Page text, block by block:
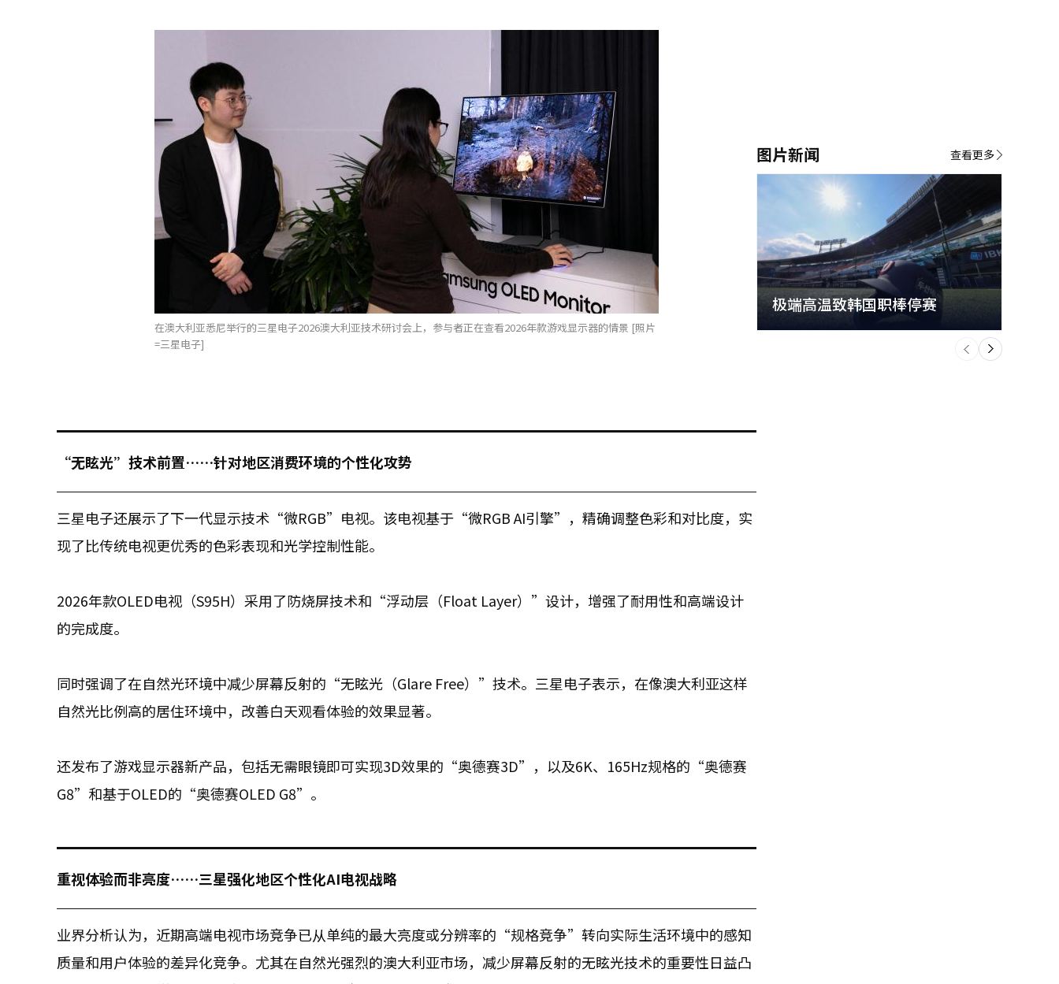
在澳大利亚悉尼举行的三星电子2026澳大利亚技术研讨会上，参与者正在查看2026年款游戏显示器的情景 [照片
=三星电子]
“无眩光”技术前置……针对地区消费环境的个性化攻势
三星电子还展示了下一代显示技术“微RGB”电视。该电视基于“微RGB AI引擎”，精确调整色彩和对比度，实
现了比传统电视更优秀的色彩表现和光学控制性能。
2026年款OLED电视（S95H）采用了防烧屏技术和“浮动层（Float Layer）”设计，增强了耐用性和高端设计
的完成度。
同时强调了在自然光环境中减少屏幕反射的“无眩光（Glare Free）”技术。三星电子表示，在像澳大利亚这样
自然光比例高的居住环境中，改善白天观看体验的效果显著。
还发布了游戏显示器新产品，包括无需眼镜即可实现3D效果的“奥德赛3D”，以及6K、165Hz规格的“奥德赛
G8”和基于OLED的“奥德赛OLED G8”。
重视体验而非亮度……三星强化地区个性化AI电视战略
业界分析认为，近期高端电视市场竞争已从单纯的最大亮度或分辨率的“规格竞争”转向实际生活环境中的感知
质量和用户体验的差异化竞争。尤其在自然光强烈的澳大利亚市场，减少屏幕反射的无眩光技术的重要性日益凸
图片新闻
极端高温致韩国职棒停赛
下
一
个
查看更多